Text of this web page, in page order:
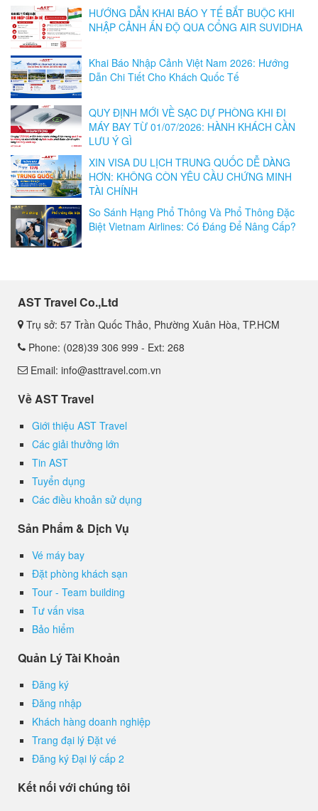
HƯỚNG DẪN KHAI BÁO Y TẾ BẮT BUỘC KHI
NHẬP CẢNH ẤN ĐỘ QUA CỔNG AIR SUVIDHA
Khai Báo Nhập Cảnh Việt Nam 2026: Hướng
Dẫn Chi Tiết Cho Khách Quốc Tế
QUY ĐỊNH MỚI VỀ SẠC DỰ PHÒNG KHI ĐI
MÁY BAY TỪ 01/07/2026: HÀNH KHÁCH CẦN
LƯU Ý GÌ
XIN VISA DU LỊCH TRUNG QUỐC DỄ DÀNG
HƠN: KHÔNG CÒN YÊU CẦU CHỨNG MINH
TÀI CHÍNH
So Sánh Hạng Phổ Thông Và Phổ Thông Đặc
Biệt Vietnam Airlines: Có Đáng Để Nâng Cấp?
AST Travel Co.,Ltd
Trụ sở: 57 Trần Quốc Thảo, Phường Xuân Hòa, TP.HCM
Phone: (028)39 306 999 - Ext: 268
Email: info@asttravel.com.vn
Về AST Travel
Giới thiệu AST Travel
Các giải thưởng lớn
Tin AST
Tuyển dụng
Các điều khoản sử dụng
Sản Phẩm & Dịch Vụ
Vé máy bay
Đặt phòng khách sạn
Tour - Team building
Tư vấn visa
Bảo hiểm
Quản Lý Tài Khoản
Đăng ký
Đăng nhập
Khách hàng doanh nghiệp
Trang đại lý Đặt vé
Đăng ký Đại lý cấp 2
Kết nối với chúng tôi